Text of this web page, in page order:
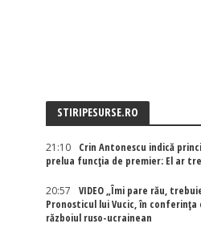
STIRIPESURSE.RO
21:10
Crin Antonescu indică
prelua funcția de premier: El ar
20:57
VIDEO „Îmi pare rău,
Pronosticul lui Vucic, în conferința
războiul ruso-ucrainean